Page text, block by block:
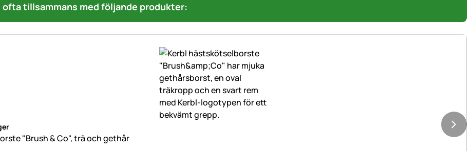
ofta tillsammans med följande produkter:
"Brush & Co", trä och gethår